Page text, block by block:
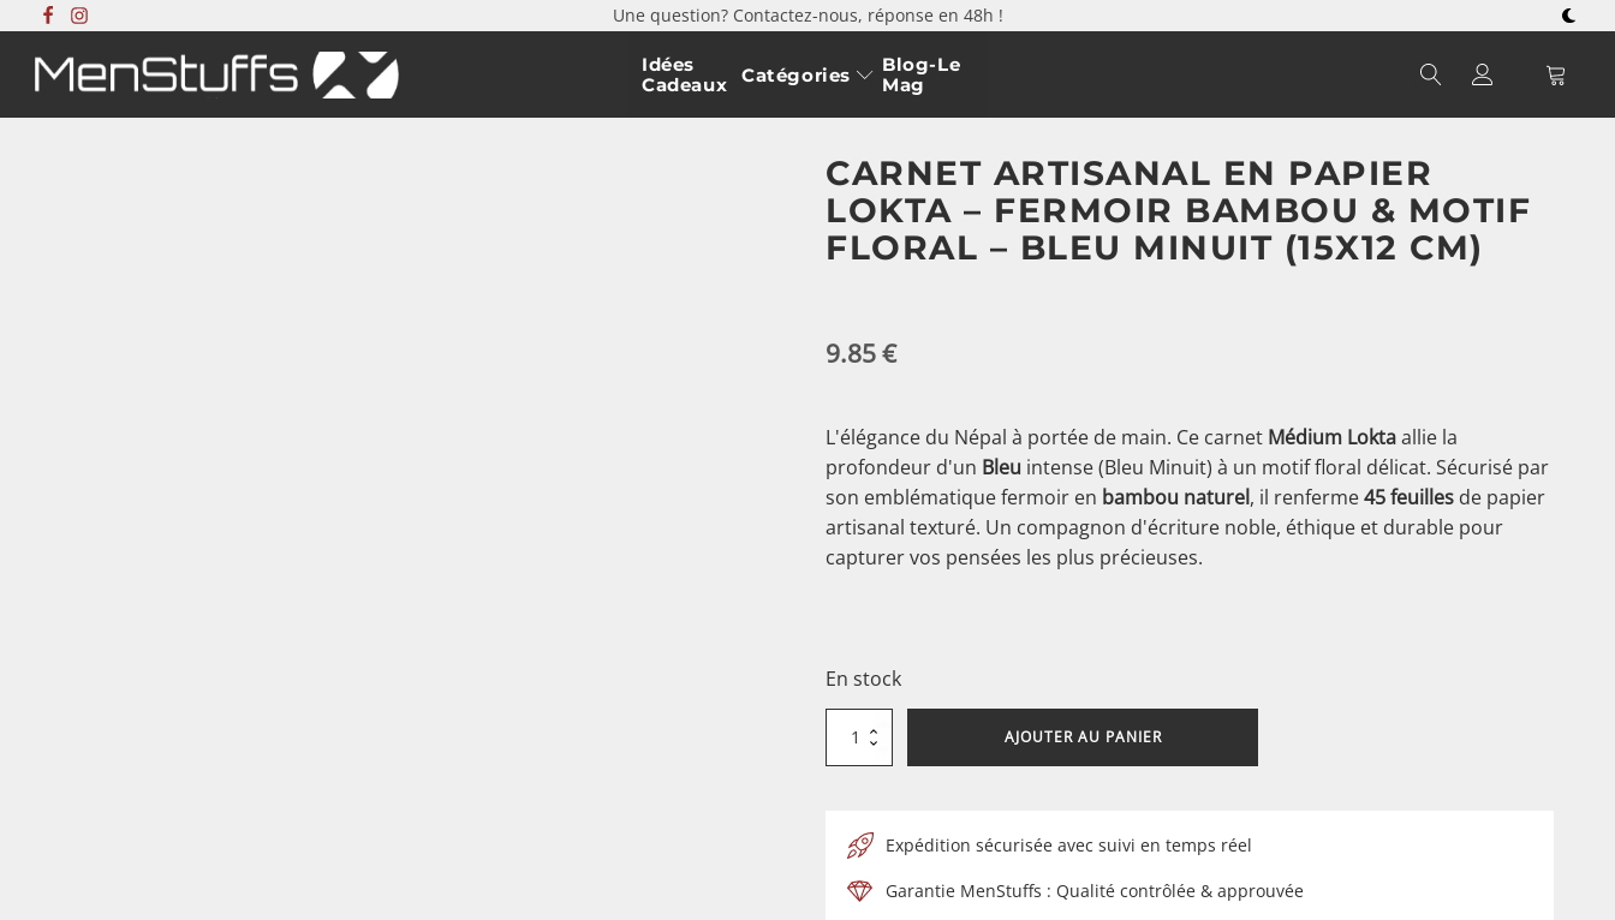
Une question? Contactez-nous, réponse en 48h !
Idées
Cadeaux
Catégories
Blog-Le
Mag
CARNET ARTISANAL EN PAPIER
LOKTA – FERMOIR BAMBOU & MOTIF
FLORAL – BLEU MINUIT (15X12 CM)
9.85€
L'élégance du Népal à portée de main. Ce carnet Médium Loktaallie la
profondeur d'un Bleu intense (Bleu Minuit) à un motif floral délicat. Sécurisé par
son emblématique fermoir en bambou naturel, il renferme45 feuilles de papier
artisanal texturé. Un compagnon d'écriture noble, éthique et durable pour
capturer vos pensées les plus précieuses.
En stock
quantité
Artisanal
Fermoir
Motif
AJOUTER AU PANIER
Expédition sécurisée avec suivi en temps réel
Garantie MenStuffs : Qualité contrôlée & approuvée